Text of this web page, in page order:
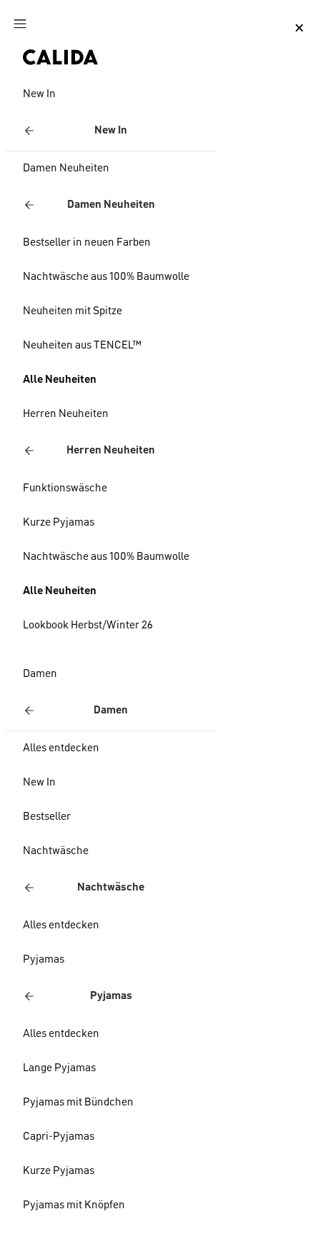
Zum Hauptinhalt springen
New In
New In
Damen Neuheiten
Damen Neuheiten
Bestseller in neuen Farben
Nachtwäsche aus 100% Baumwolle
Neuheiten mit Spitze
Neuheiten aus TENCEL™
Alle Neuheiten
Herren Neuheiten
Herren Neuheiten
Funktionswäsche
Kurze Pyjamas
Nachtwäsche aus 100% Baumwolle
Alle Neuheiten
Lookbook Herbst/Winter 26
Damen
Damen
Alles entdecken
New In
Bestseller
Nachtwäsche
Nachtwäsche
Alles entdecken
Pyjamas
Pyjamas
Alles entdecken
Lange Pyjamas
Pyjamas mit Bündchen
Capri-Pyjamas
Kurze Pyjamas
Pyjamas mit Knöpfen